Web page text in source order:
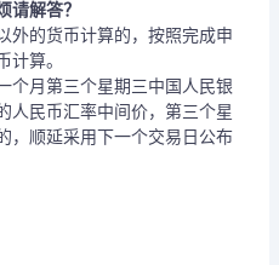
请解答？
外的货币计算的，按照完成申
算。
个月第三个星期三中国人民银
人民币汇率中间价，第三个星
，顺延采用下一个交易日公布